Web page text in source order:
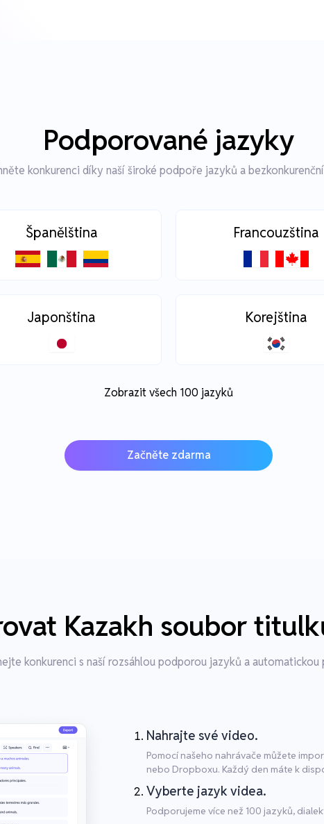
Podporované jazyky
konkurenci díky naší široké podpoře jazyků a
Španělština Francouzština
Japonština Korejština
Zobrazit všech 100 jazyků
Začněte zdarma
Kazakh soubor
konkurenci s naší rozsáhlou podporou jazyků a automatickou
Nahrajte své video.
Pomocí našeho nahrávače můžete
nebo Dropboxu. Každý den máte k
Vyberte jazyk videa.
Podporujeme více než 100 jazyků,